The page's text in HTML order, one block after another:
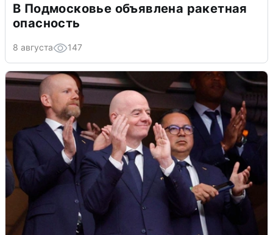
В Подмосковье объявлена ракетная
опасность
8 августа 147